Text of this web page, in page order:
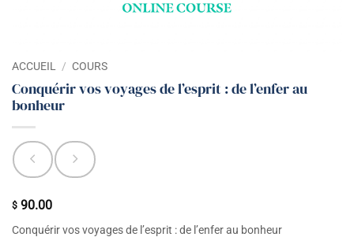
ACCUEIL / COURS
Conquérir vos voyages de l’esprit : de l’enfer au
bonheur
$ 90.00
Conquérir vos voyages de l’esprit : de l’enfer au bonheur